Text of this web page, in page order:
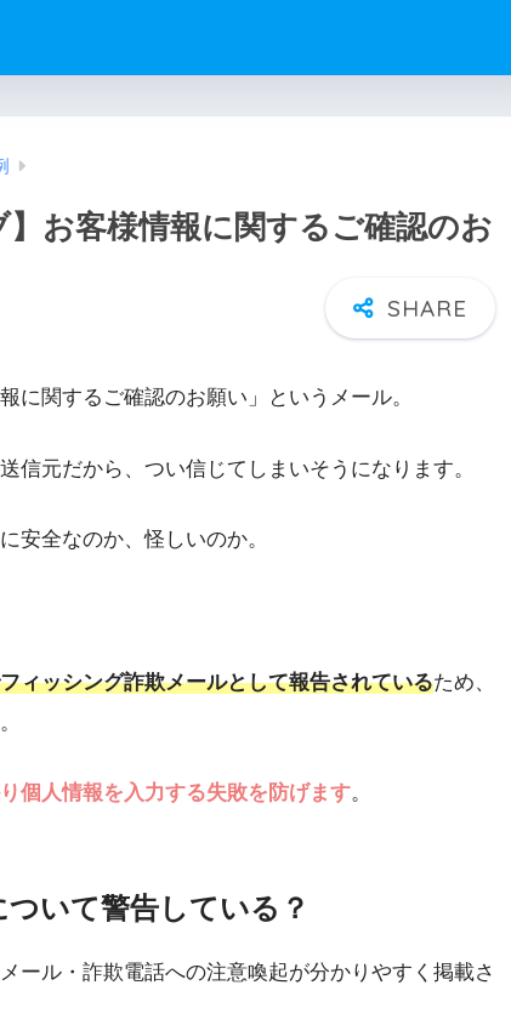
】お客様情報に関するご確認のお
に関するご確認のお願い」というメール。
信元だから、つい信じてしまいそうになります。
安全なのか、怪しいのか。
ィッシング詐欺メールとして報告されているため、
個人情報を入力する失敗を防げます。
いて警告している？
ール・詐欺電話への注意喚起が分かりやすく掲載さ